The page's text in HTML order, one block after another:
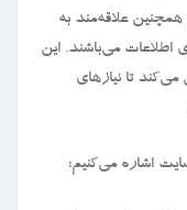
علاقه‌مند به
اطلاعات می‌باشند. این
تا نیازهای
اشاره می‌کنیم: